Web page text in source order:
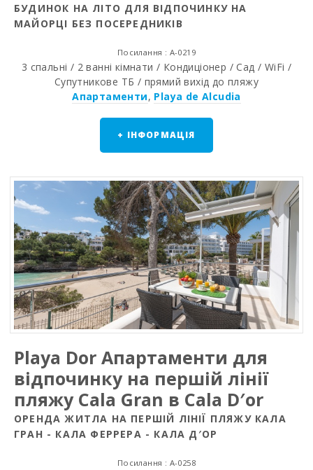
БУДИНОК НА ЛІТО ДЛЯ ВІДПОЧИНКУ НА
МАЙОРЦІ БЕЗ ПОСЕРЕДНИКІВ
Посилання : A-0219
3 спальні / 2 ванні кімнати / Кондиціонер / Сад / WiFi /
Супутникове ТБ / прямий вихід до пляжу
Апартаменти, Playa de Alcudia
+ ІНФОРМАЦІЯ
Playa Dor Апартаменти для
відпочинку на першій лінії
пляжу Cala Gran в Cala D′or
ОРЕНДА ЖИТЛА НА ПЕРШІЙ ЛІНІЇ ПЛЯЖУ КАЛА
ГРАН - КАЛА ФЕРРЕРА - КАЛА Д′ОР
Посилання : A-0258